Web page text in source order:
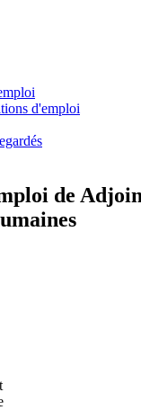
d'emploi
de